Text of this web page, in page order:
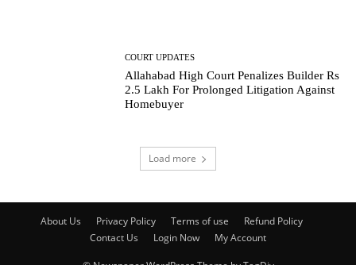
COURT UPDATES
Allahabad High Court Penalizes Builder Rs
2.5 Lakh For Prolonged Litigation Against
Homebuyer
Load more
About Us Privacy Policy Terms of use
Refund Policy
Contact Us
Login Now My Account